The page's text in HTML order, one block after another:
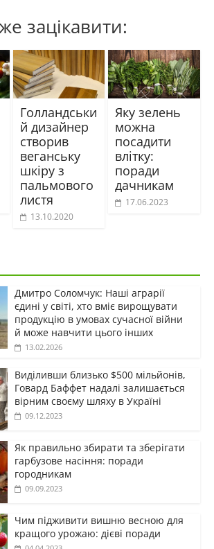
зацікавити:
Голландськи
й дизайнер
створив
веганську
шкіру з
пальмового
листя
13.10.2020
Яку зелень
можна
посадити
влітку:
поради
дачникам
17.06.2023
Дмитро Соломчук: Наші аграрії
єдині у світі, хто вміє вирощувати
продукцію в умовах сучасної війни
й може навчити цього інших
13.02.2026
Виділивши близько $500 мільйонів,
Говард Баффет надалі залишається
вірним своєму шляху в Україні
09.12.2023
Як правильно збирати та зберігати
гарбузове насіння: поради
городникам
09.09.2023
Чим підживити вишню весною для
кращого урожаю: дієві поради